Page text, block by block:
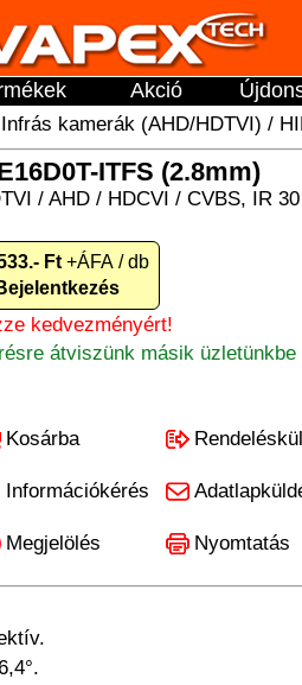
Akció
Infrás kamerák (AHD/HDTVI) /
ITFS (2.8mm)
/ AHD / HDCVI / CVBS, IR
Ft +ÁFA / db
kedvezményért!
átviszünk másik üzletünkbe
Kosárba
Információkérés
Megjelölés Nyomtatás